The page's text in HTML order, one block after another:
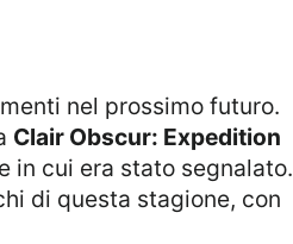
nel prossimo futuro.
Clair Obscur: Expedition
in cui era stato segnalato.
di questa stagione, con